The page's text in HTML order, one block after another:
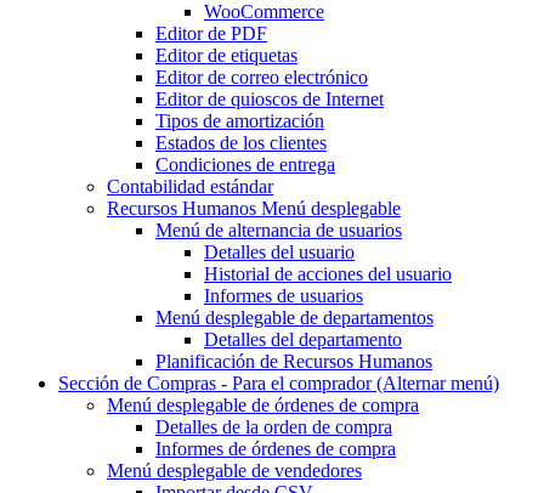
WooCommerce
Editor de PDF
Editor de etiquetas
Editor de correo electrónico
Editor de quioscos de Internet
Tipos de amortización
Estados de los clientes
Condiciones de entrega
Contabilidad estándar
Recursos Humanos Menú desplegable
Menú de alternancia de usuarios
Detalles del usuario
Historial de acciones del usuario
Informes de usuarios
Menú desplegable de departamentos
Detalles del departamento
Planificación de Recursos Humanos
Sección de Compras - Para el comprador(Alternar menú)
Menú desplegable de órdenes de compra
Detalles de la orden de compra
Informes de órdenes de compra
Menú desplegable de vendedores